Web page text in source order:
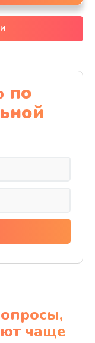
по
чаще